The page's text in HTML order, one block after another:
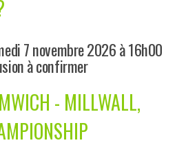
7 novembre 2026 à 16h00
à confirmer
- MILLWALL,